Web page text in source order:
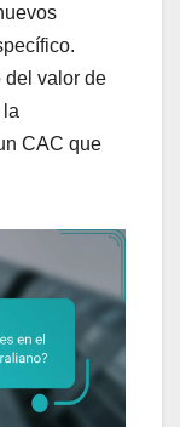
del valor de
CAC que